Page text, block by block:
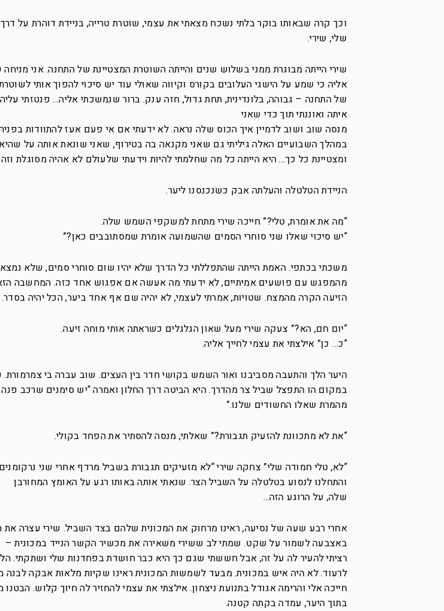
וכך קרה שבאותו בוקר בלתי נשכח מצאתי את עצמי, שוטרת טרייה, בניידת דוהרת על
שלי, שירי.
שירי הייתה מבוגרת ממני בשלוש שנים והייתה השוטרת המצטיינת של התחנה. אני
אליה כי שמע על הישגי העלובים בקורס וקיווה שאולי עוד יש סיכוי להפוך אותי
של התחנה – גבוהה, בלונדינית, תחת גדול, חזה ענק. ברור שנמשכתי אליה… פנטזתי
איתה ואוננתי תוך כדי שאני
מנסה שוב ושוב לדמיין איך הכוס שלה נראה. לא ידעתי אם אי פעם אעז להתוודות
במהלך השבועיים האלה גיליתי גם שאני מקנאה בה בטירוף, שאני שונאת אותה על
ומצטיינת כל כך… היא הייתה כל מה שחלמתי להיות וידעתי שלעולם לא אהיה מסוגלת
הניידת הטלטלה והעלתה אבק כשנכנסנו ליער.
“מה את אומרת, טלי?” חייכה שירי מתחת למשקפי השמש שלה.
“יש סיכוי שאלו שני סוחרי הסמים שהשמועה אומרת שמסתובבים כאן?”
משכתי בכתפי. האמת הייתה שהתפללתי כל הדרך שלא יהיו שום סוחרי סמים, שלא
מהמפגש עם פושעים אמיתיים, לא ידעתי מה אעשה אם אפגוש אחד כזה. המחשבה
הזיעה הקרה מהמצח. שטויות, אמרתי לעצמי, לא יהיה שם אף אחד ביער, הכל יהיה בסדר.
“יום חם, הא?” צעקה שירי מעל שאון הגלגלים כשראתה אותי מוחה זיעה.
“כ… כן” אילצתי את עצמי לחייך אליה.
היער הלך והתעבה מסביבנו ואור השמש בקושי חדר בין העצים. שוב עברה בי צמרמורת.
במקום הו התפצל שביל צר מהדרך. היא הביטה דרך החלון ואמרה “יש סימנים שרכב
מהמרת שאלו החשודים שלנו.”
“את לא מתכוונת להזעיק תגבורת?” שאלתי, מנסה להסתיר את הפחד בקולי.
“לא, טלי חמודה שלי” צחקה שירי “לא מזעיקים תגבורת בשביל מרדף אחרי שני
והתחלנו לנסוע בטלטלה על השביל הצר. שנאתי אותה באותו רגע על האומץ המחורבן
שלה, על הרוגע הזה…
אחרי רבע שעה של נסיעה, ראינו מרחוק את המכונית שלהם בצד השביל. שירי עצרה את
באצבעה לשמור על שקט. שמתי לב ששירי משאירה את מכשיר הקשר הנייד במכונית –
רציתי להעיר לה על זה, אבל חששתי שגם כך היא כבר חושדת בפחדנות שלי ושתקתי.
לרעוד. לא היה איש במכונית. מבעד לשמשות המכונית ראינו שקיות מלאות אבקה לבנה
חייכה אלי והרימה אגודל בתנועת ניצחון. אילצתי את עצמי להחזיר לה חיוך קלוש.
בתוך היער, עמדה בקתה קטנה.